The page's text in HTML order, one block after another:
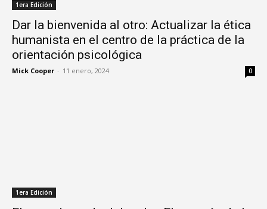
1era Edición
Dar la bienvenida al otro: Actualizar la ética
humanista en el centro de la práctica de la
orientación psicológica
Mick Cooper - 11 enero, 2024 0
1era Edición